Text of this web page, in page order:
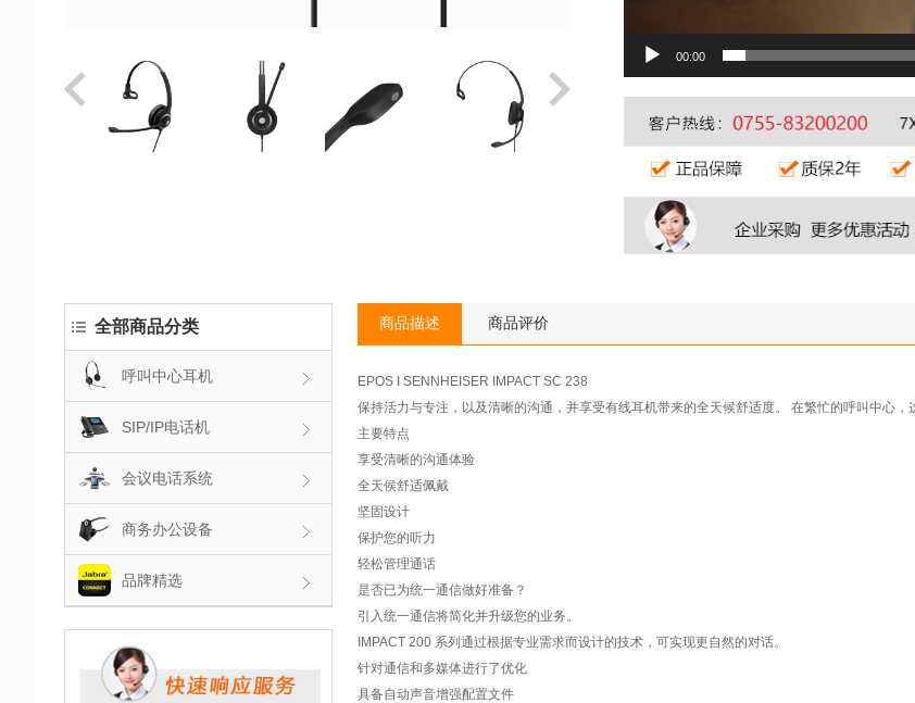
00:00
商品描述 商品评价
EPOS I SENNHEISER IMPACT SC 238
保持活力与专注，以及清晰的沟通，并享受有线耳机带来的全天候舒适度。 在繁忙的呼叫中心，
主要特点
享受清晰的沟通体验
全天侯舒适佩戴
坚固设计
保护您的听力
轻松管理通话
是否已为统一通信做好准备？
引入统一通信将简化并升级您的业务。
IMPACT 200 系列通过根据专业需求而设计的技术，可实现更自然的对话。
针对通信和多媒体进行了优化
具备自动声音增强配置文件
全部商品分类
呼叫中心耳机
SIP/IP电话机
会议电话系统
商务办公设备
品牌精选